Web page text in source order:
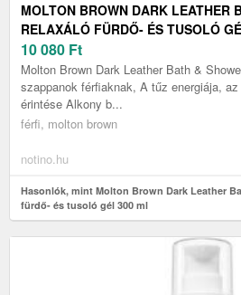
MOLTON BROWN DARK LEATHER
RELAXÁLÓ FÜRDŐ- ÉS TUSOLÓ
10 080 Ft
Molton Brown Dark Leather Bath &
szappanok férfiaknak, A tűz energiája,
érintése Alkony b...
férfi, molton brown
notino.hu
Hasonlók, mint Molton Brown Dark Leather
fürdő- és tusoló gél 300 ml